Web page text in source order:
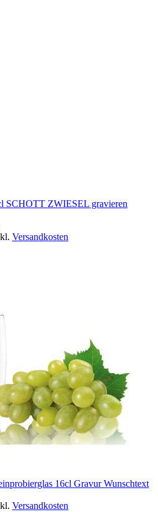
SCHOTT ZWIESEL gravieren
Versandkosten
16cl Gravur Wunschtext
Versandkosten